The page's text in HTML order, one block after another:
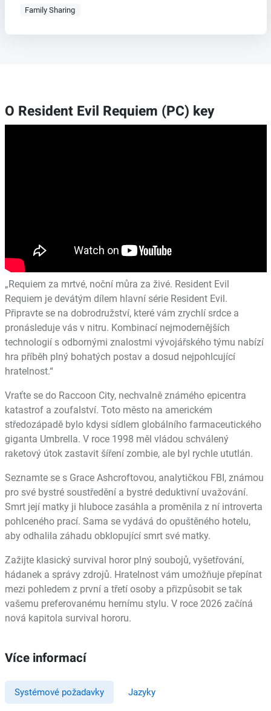
Family Sharing
O Resident Evil Requiem (PC) key
„Requiem za mrtvé, noční můra za živé. Resident Evil
Requiem je devátým dílem hlavní série Resident Evil.
Připravte se na dobrodružství, které vám zrychlí srdce a
pronásleduje vás v nitru. Kombinací nejmodernějších
technologií s odbornými znalostmi vývojářského týmu nabízí
hra příběh plný bohatých postav a dosud nejpohlcující
hratelnost.“
Vraťte se do Raccoon City, nechvalně známého epicentra
katastrof a zoufalství. Toto město na americkém
středozápadě bylo kdysi sídlem globálního farmaceutického
giganta Umbrella. V roce 1998 měl vládou schválený
raketový útok zastavit šíření zombie, ale byl rychle ututlán.
Seznamte se s Grace Ashcroftovou, analytičkou FBI, známou
pro své bystré soustředění a bystré deduktivní uvažování.
Smrt její matky ji hluboce zasáhla a proměnila z ní introverta
pohlceného prací. Sama se vydává do opuštěného hotelu,
aby odhalila záhadu obklopující smrt své matky.
Zažijte klasický survival horor plný soubojů, vyšetřování,
hádanek a správy zdrojů. Hratelnost vám umožňuje přepínat
mezi pohledem z první a třetí osoby a přizpůsobit se tak
vašemu preferovanému hernímu stylu. V roce 2026 začíná
nová kapitola survival hororu.
Více informací
Systémové požadavky Jazyky